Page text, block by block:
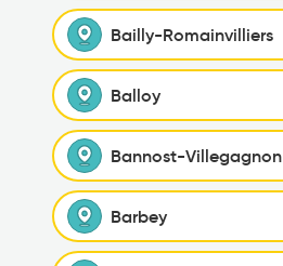
Bailly-Romainvilliers
Balloy
Bannost-Villegagnon
Barbey